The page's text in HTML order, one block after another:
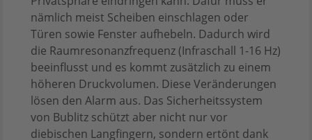
nämlich meist Scheiben einschlagen oder
Türen sowie Fenster aufhebeln. Dadurch wird
die Raumresonanzfrequenz (Infraschall 1-16 Hz)
beeinflusst und es kommt zusätzlich zu einem
höheren Druckvolumen. Diese Veränderungen
lösen den Alarm aus. Das Sicherheitssystem
von Bublitz schützt aber nicht nur vor
diebischen Langfingern, sondern ertönt dank